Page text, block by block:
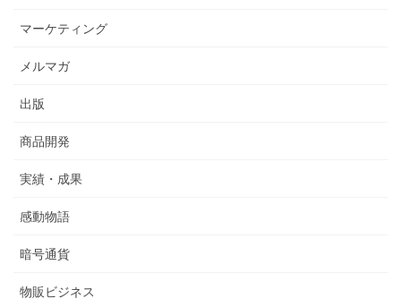
マーケティング
メルマガ
出版
商品開発
実績・成果
感動物語
暗号通貨
物販ビジネス